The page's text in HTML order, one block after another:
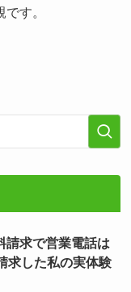
す。
請求で営業電話は
求した私の実体験